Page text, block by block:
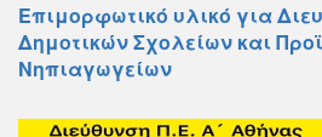
Επιμορφωτικό υλικό για
Δημοτικών Σχολείων και
Νηπιαγωγείων